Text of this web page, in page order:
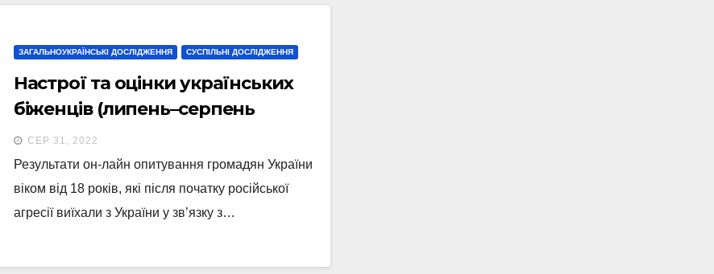
ЗАГАЛЬНОУКРАЇНСЬКІ ДОСЛІДЖЕННЯ СУСПІЛЬНІ ДОСЛІДЖЕННЯ
Настрої та оцінки українських
біженців (липень–серпень
2022p.)
СЕР 31, 2022
Результати он-лайн опитування громадян України
віком від 18 років, які після початку російської
агресії виїхали з України у зв’язку з…